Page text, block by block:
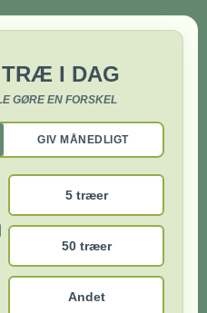
I DAG
GØRE EN FORSKEL
GIV MÅNEDLIGT
5 træer
50 træer
Andet